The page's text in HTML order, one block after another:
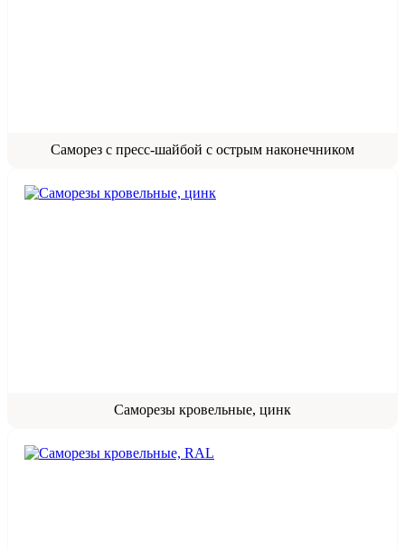
Саморез с пресс‑шайбой с острым наконечником
Саморезы кровельные, цинк